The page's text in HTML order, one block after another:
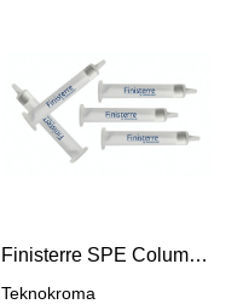
Finisterre SPE Columns PH
Teknokroma